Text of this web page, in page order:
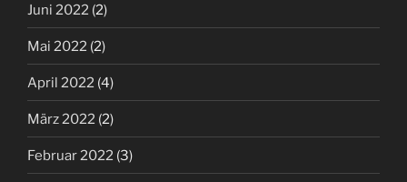
Juni 2022 (2)
Mai 2022 (2)
April 2022 (4)
März 2022 (2)
Februar 2022 (3)